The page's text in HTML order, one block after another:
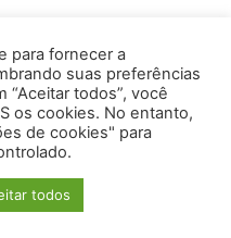
para fornecer a
suas preferências
“Aceitar todos”, você
os cookies. No entanto,
de cookies" para
todos